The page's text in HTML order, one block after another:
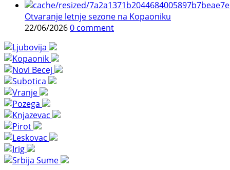
Otvaranje letnje sezone na Kopaoniku
22/06/20260 comment